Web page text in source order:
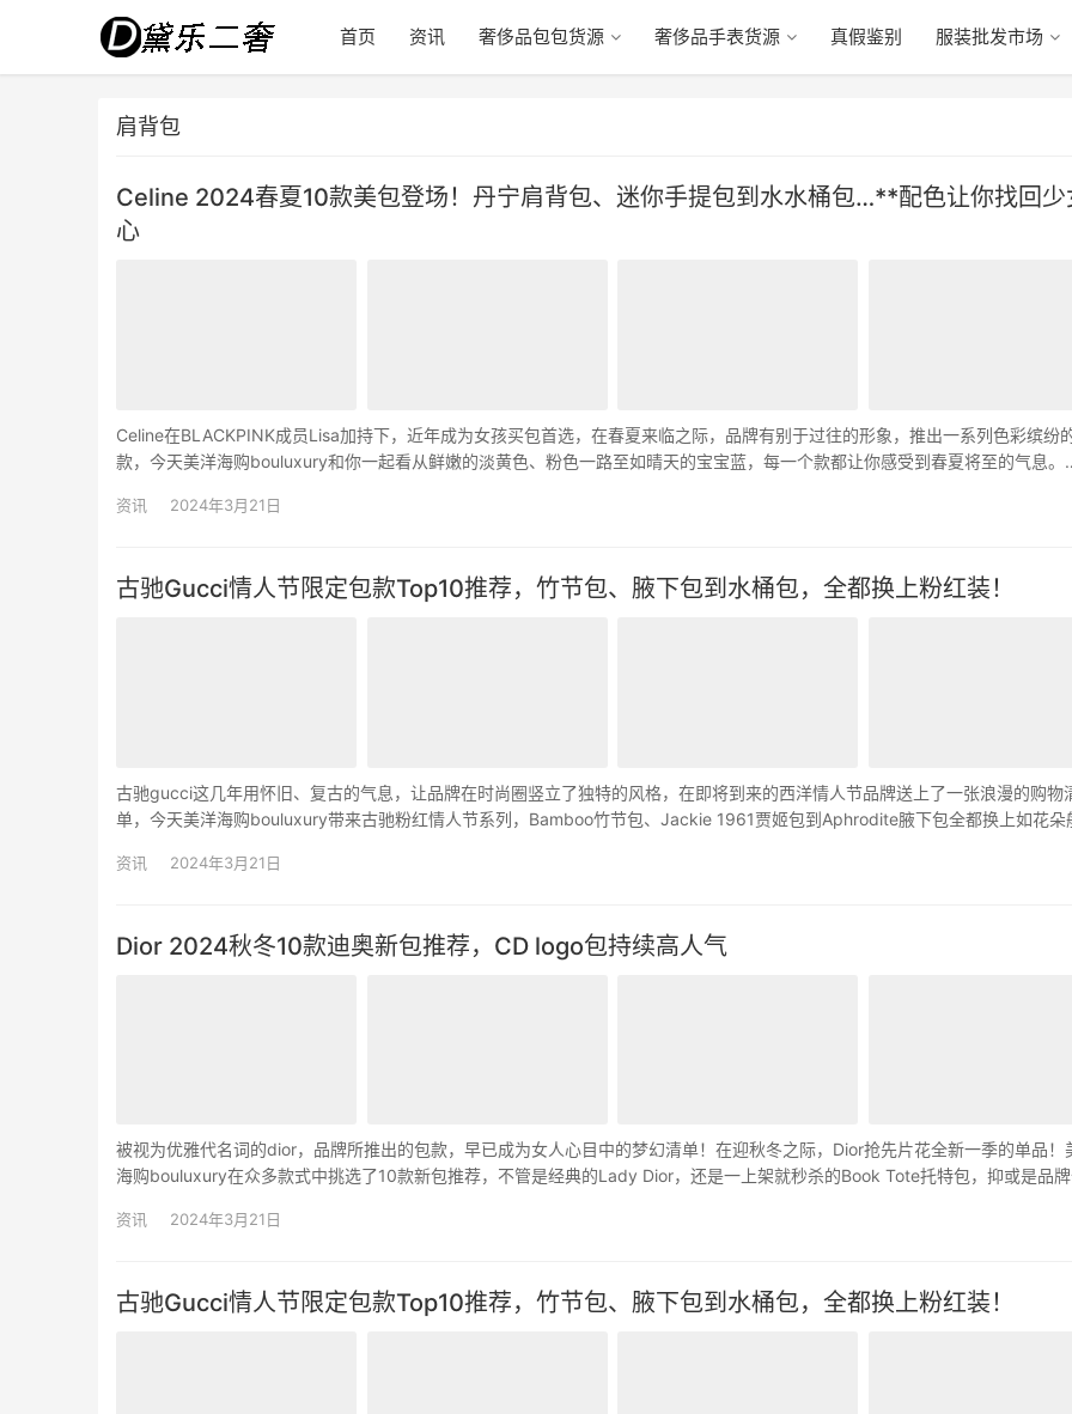
首页 资讯 奢侈品包包货源 奢侈品手表货源 真假鉴别 服装批发市场
肩背包
Celine 2024春夏10款美包登场！丹宁肩背包、迷你手提包到水水桶包…**配色让你找回少
心
Celine在BLACKPINK成员Lisa加持下，近年成为女孩买包首选，在春夏来临之际，品牌有别于过往的形象，推出一系列色彩缤纷
款，今天美洋海购bouluxury和你一起看从鲜嫩的淡黄色、粉色一路至如晴天的宝宝蓝，每一个款都让你感受到春夏将至的气息。
资讯 2024年3月21日
古驰Gucci情人节限定包款Top10推荐，竹节包、腋下包到水桶包，全都换上粉红装！
古驰gucci这几年用怀旧、复古的气息，让品牌在时尚圈竖立了独特的风格，在即将到来的西洋情人节品牌送上了一张浪漫的购物
单，今天美洋海购bouluxury带来古驰粉红情人节系列，Bamboo竹节包、Jackie 1961贾姬包到Aphrodite腋下包全都换上如花朵
资讯 2024年3月21日
Dior 2024秋冬10款迪奥新包推荐，CD logo包持续高人气
被视为优雅代名词的dior，品牌所推出的包款，早已成为女人心目中的梦幻清单！在迎秋冬之际，Dior抢先片花全新一季的单品！
海购bouluxury在众多款式中挑选了10款新包推荐，不管是经典的Lady Dior，还是一上架就秒杀的Book Tote托特包，抑或是品
资讯 2024年3月21日
古驰Gucci情人节限定包款Top10推荐，竹节包、腋下包到水桶包，全都换上粉红装！